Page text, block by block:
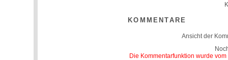
KOMMENTARE
Ansicht der
Die Kommentarfunktion wurde